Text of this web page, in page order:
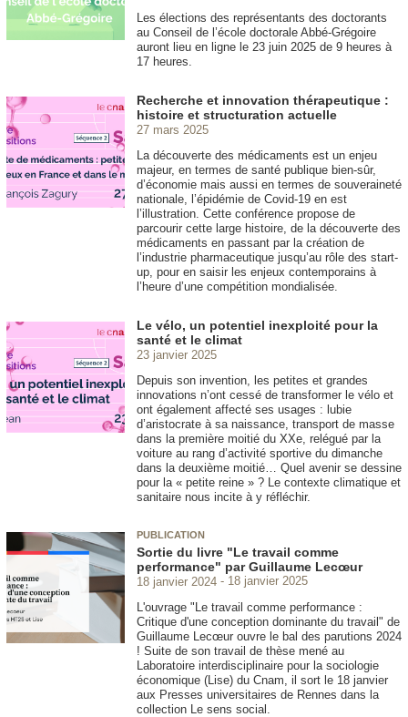
Les élections des représentants des doctorants
au Conseil de l’école doctorale Abbé-Grégoire
auront lieu en ligne le 23 juin 2025 de 9 heures à
17 heures.
Recherche et innovation thérapeutique :
histoire et structuration actuelle
27 mars 2025
La découverte des médicaments est un enjeu
majeur, en termes de santé publique bien-sûr,
d’économie mais aussi en termes de souveraineté
nationale, l’épidémie de Covid-19 en est
l’illustration. Cette conférence propose de
parcourir cette large histoire, de la découverte des
médicaments en passant par la création de
l’industrie pharmaceutique jusqu’au rôle des start-
up, pour en saisir les enjeux contemporains à
l’heure d’une compétition mondialisée.
Le vélo, un potentiel inexploité pour la
santé et le climat
23 janvier 2025
Depuis son invention, les petites et grandes
innovations n’ont cessé de transformer le vélo et
ont également affecté ses usages : lubie
d’aristocrate à sa naissance, transport de masse
dans la première moitié du XXe, relégué par la
voiture au rang d’activité sportive du dimanche
dans la deuxième moitié… Quel avenir se dessine
pour la « petite reine » ? Le contexte climatique et
sanitaire nous incite à y réfléchir.
PUBLICATION
Sortie du livre "Le travail comme
performance" par Guillaume Lecœur
18 janvier 2024
18 janvier 2025
L'ouvrage "Le travail comme performance :
Critique d'une conception dominante du travail" de
Guillaume Lecœur ouvre le bal des parutions 2024
! Suite de son travail de thèse mené au
Laboratoire interdisciplinaire pour la sociologie
économique (Lise) du Cnam, il sort le 18 janvier
aux Presses universitaires de Rennes dans la
collection Le sens social.